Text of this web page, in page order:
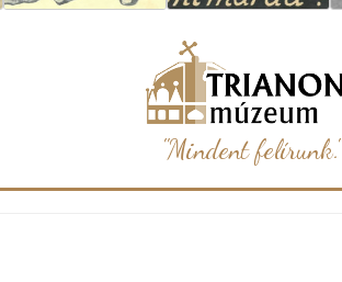
"Mindent felírunk."